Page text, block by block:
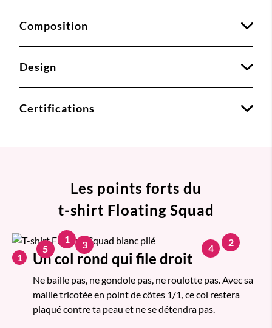
Composition
Design
Certifications
Les points forts du
t-shirt Floating Squad
1 Un col rond qui file droit
Ne baille pas, ne gondole pas, ne roulotte pas. Avec sa
maille tricotée en point de côtes 1/1, ce col restera
plaqué contre ta peau et ne se détendra pas.
1 2
3 4
5